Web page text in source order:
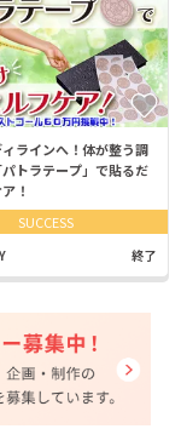
ラインへ！体が整う調
トラテープ」で貼るだ
！
SUCCESS
終了